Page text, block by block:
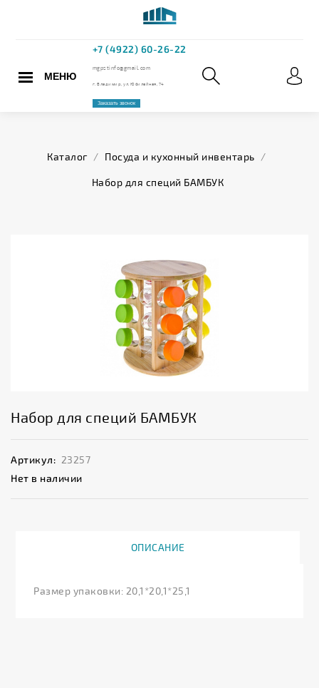
МЕНЮ
Каталог / Посуда и кухонный инвентарь /
Набор для специй БАМБУК
Набор для специй БАМБУК
Артикул: 23257
Нет в наличии
ОПИСАНИЕ
Размер упаковки: 20,1*20,1*25,1